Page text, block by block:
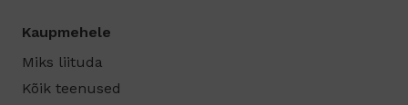
Kaupmehele
Miks liituda
Kõik teenused